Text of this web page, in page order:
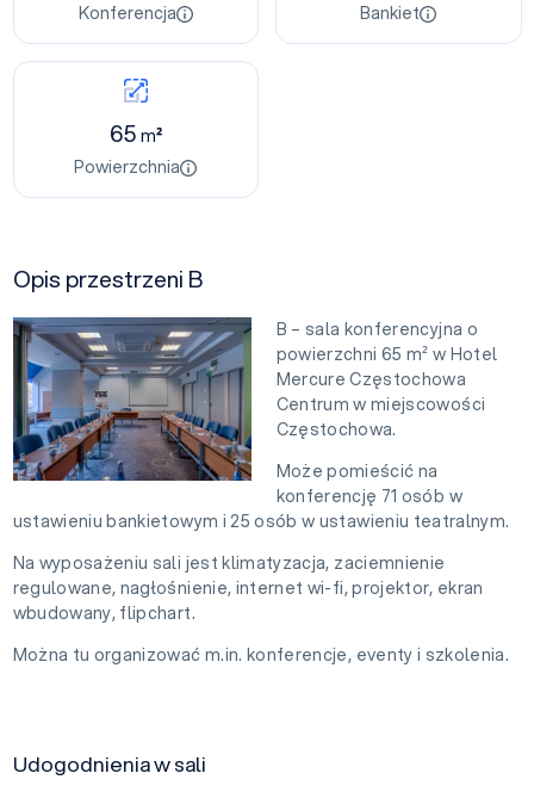
Konferencja Bankiet
65m²
Powierzchnia
Opis przestrzeni B
B – sala konferencyjna o
powierzchni 65 m² w Hotel
Mercure Częstochowa
Centrum w miejscowości
Częstochowa.
Może pomieścić na
konferencję 71 osób w
ustawieniu bankietowym i 25 osób w ustawieniu teatralnym.
Na wyposażeniu sali jest klimatyzacja, zaciemnienie
regulowane, nagłośnienie, internet wi-fi, projektor, ekran
wbudowany, flipchart.
Można tu organizować m.in. konferencje, eventy i szkolenia.
Udogodnienia w sali